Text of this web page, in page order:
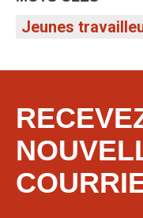
Jeunes